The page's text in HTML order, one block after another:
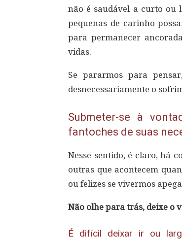
não é saudável a curto ou
pequenas de carinho
para permanecer
vidas.
Se pararmos para
desnecessariamente o
Submeter-se à
fantoches de suas
Nesse sentido, é claro, há
outras que acontecem
ou felizes se vivermos
Não olhe para trás, deixe o
É difícil deixar ir ou